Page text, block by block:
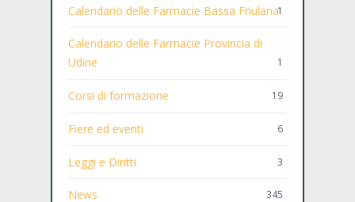
Calendario delle Farmacie Bassa Friulana1
Calendario delle Farmacie Provincia di
Udine
1
Corsi di formazione 19
Fiere ed eventi 6
Leggi e Diritti 3
News 345